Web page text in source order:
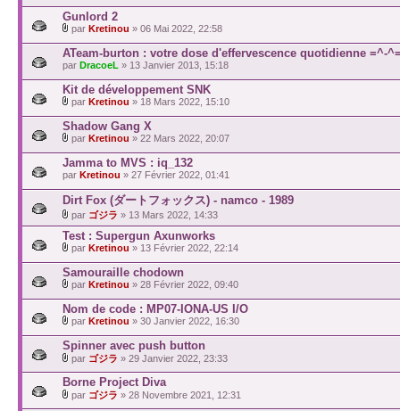
Gunlord 2
par Kretinou » 06 Mai 2022, 22:58
ATeam-burton : votre dose d'effervescence quotidienne =^-
par DracoeL » 13 Janvier 2013, 15:18
Kit de développement SNK
par Kretinou » 18 Mars 2022, 15:10
Shadow Gang X
par Kretinou » 22 Mars 2022, 20:07
Jamma to MVS : iq_132
par Kretinou » 27 Février 2022, 01:41
Dirt Fox (ダートフォックス) - namco - 1989
par ゴジラ » 13 Mars 2022, 14:33
Test : Supergun Axunworks
par Kretinou » 13 Février 2022, 22:14
Samouraille chodown
par Kretinou » 28 Février 2022, 09:40
Nom de code : MP07-IONA-US I/O
par Kretinou » 30 Janvier 2022, 16:30
Spinner avec push button
par ゴジラ » 29 Janvier 2022, 23:33
Borne Project Diva
par ゴジラ » 28 Novembre 2021, 12:31